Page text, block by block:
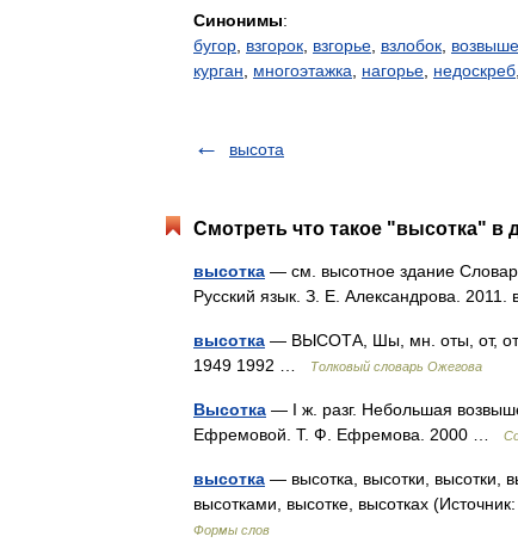
Синонимы:
бугор взгорок взгорье взлобок
курган
многоэтажка нагорье недоскреб
высота
Смотреть что такое "высотка" в
высотка — см. высотное здание
Русский язык. З. Е. Александрова.
высотка — ВЫСОТА, Шы, мн. оты, от,
1949 1992 …
Толковый словарь Ожегова
Высотка — I ж. разг. Небольшая
Ефремовой. Т. Ф. Ефремова. 2000 …
высотка — высотка, высотки, высотки,
высотками, высотке, высотках
Формы слов